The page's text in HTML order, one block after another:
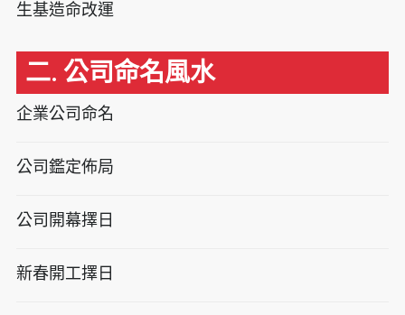
生基造命改運
二. 公司命名風水
企業公司命名
公司鑑定佈局
公司開幕擇日
新春開工擇日